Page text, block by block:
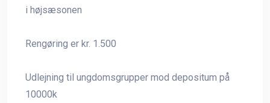
i højsæsonen
Rengøring er kr. 1.500
Udlejning til ungdomsgrupper mod depositum på
10000k